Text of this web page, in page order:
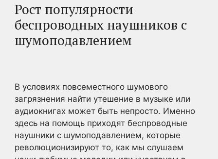
Рост популярности
беспроводных наушников с
шумоподавлением
В условиях повсеместного шумового
загрязнения найти утешение в музыке или
аудиокнигах может быть непросто. Именно
здесь на помощь приходят беспроводные
наушники с шумоподавлением, которые
революционизируют то, как мы слушаем